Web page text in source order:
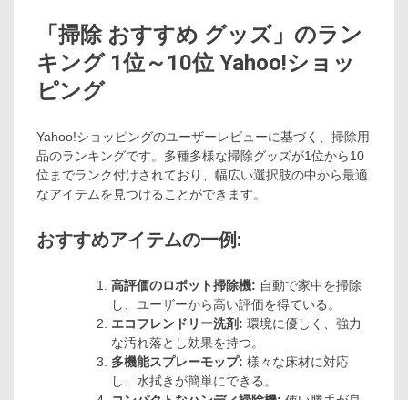
「掃除 おすすめ グッズ」のラン
キング 1位～10位 Yahoo!ショッ
ピング
Yahoo!ショッピングのユーザーレビューに基づく、掃除用
品のランキングです。多種多様な掃除グッズが1位から10
位までランク付けされており、幅広い選択肢の中から最適
なアイテムを見つけることができます。
おすすめアイテムの一例:
高評価のロボット掃除機: 自動で家中を掃除
し、ユーザーから高い評価を得ている。
エコフレンドリー洗剤: 環境に優しく、強力
な汚れ落とし効果を持つ。
多機能スプレーモップ: 様々な床材に対応
し、水拭きが簡単にできる。